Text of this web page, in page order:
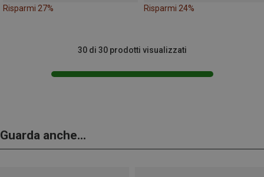
Risparmi 27% Risparmi 24%
30 di 30 prodotti visualizzati
Guarda anche...